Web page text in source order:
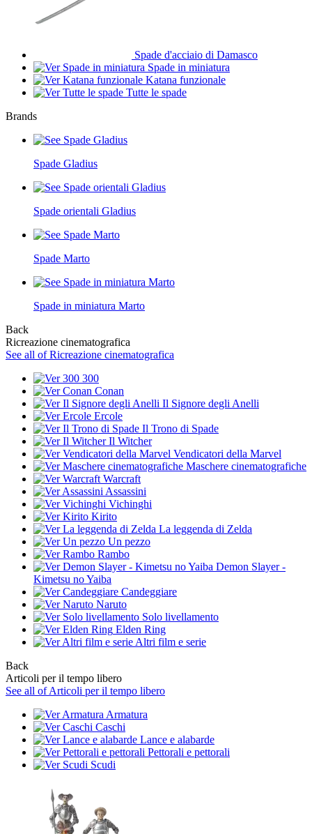
Spade d'acciaio di Damasco
Spade in miniatura
Katana funzionale
Tutte le spade
Brands
Spade Gladius
Spade orientali Gladius
Spade Marto
Spade in miniatura Marto
Back
Ricreazione cinematografica
See all of Ricreazione cinematografica
300
Conan
Il Signore degli Anelli
Ercole
Il Trono di Spade
Il Witcher
Vendicatori della Marvel
Maschere cinematografiche
Warcraft
Assassini
Vichinghi
Kirito
La leggenda di Zelda
Un pezzo
Rambo
Demon Slayer -
Kimetsu no Yaiba
Candeggiare
Naruto
Solo livellamento
Elden Ring
Altri film e serie
Back
Articoli per il tempo libero
See all of Articoli per il tempo libero
Armatura
Caschi
Lance e alabarde
Pettorali e pettorali
Scudi